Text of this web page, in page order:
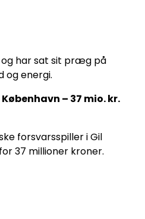
har sat sit præg på
og energi.
– 37 mio. kr.
forsvarsspiller i Gil
37 millioner kroner.